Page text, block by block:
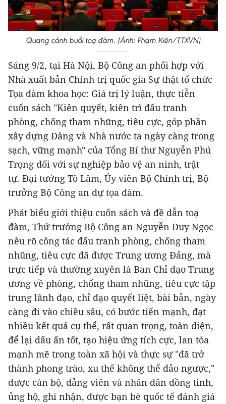
Quang cảnh buổi toạ đàm. (Ảnh: Phạm Kiên/TTXVN)
Sáng 9/2, tại Hà Nội, Bộ Công an phối hợp với
Nhà xuất bản Chính trị quốc gia Sự thật tổ chức
Tọa đàm khoa học: Giá trị lý luận, thực tiễn
cuốn sách "Kiên quyết, kiên trì đấu tranh
phòng, chống tham nhũng, tiêu cực, góp phần
xây dựng Đảng và Nhà nước ta ngày càng trong
sạch, vững mạnh" của Tổng Bí thư Nguyễn Phú
Trọng đối với sự nghiệp bảo vệ an ninh, trật
tự. Đại tướng Tô Lâm, Ủy viên Bộ Chính trị, Bộ
trưởng Bộ Công an dự tọa đàm.
Phát biểu giới thiệu cuốn sách và đề dẫn toạ
đàm, Thứ trưởng Bộ Công an Nguyễn Duy Ngọc
nêu rõ công tác đấu tranh phòng, chống tham
nhũng, tiêu cực đã được Trung ương Đảng, mà
trực tiếp và thường xuyên là Ban Chỉ đạo Trung
ương về phòng, chống tham nhũng, tiêu cực tập
trung lãnh đạo, chỉ đạo quyết liệt, bài bản, ngày
càng đi vào chiều sâu, có bước tiến mạnh, đạt
nhiều kết quả cụ thể, rất quan trọng, toàn diện,
để lại dấu ấn tốt, tạo hiệu ứng tích cực, lan tỏa
mạnh mẽ trong toàn xã hội và thực sự "đã trở
thành phong trào, xu thế không thể đảo ngược,"
được cán bộ, đảng viên và nhân dân đồng tình,
ủng hộ, ghi nhận, được bạn bè quốc tế đánh giá